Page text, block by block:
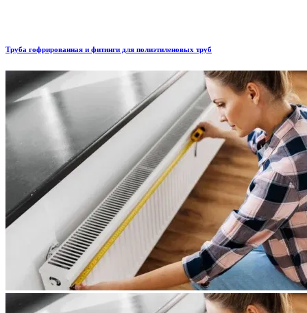
Труба гофрированная и фитинги для полиэтиленовых труб